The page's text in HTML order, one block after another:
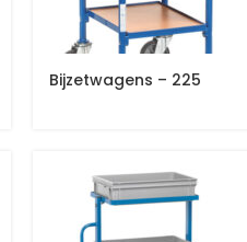
Bijzetwagens – 225